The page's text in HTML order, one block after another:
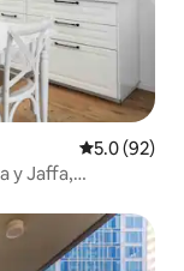
Calificación
5.0 (92)
y Jaffa,